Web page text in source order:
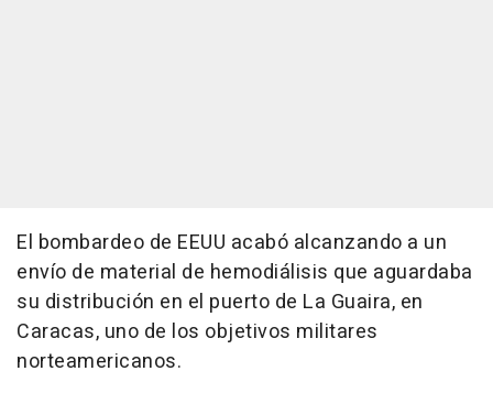
El bombardeo de EEUU acabó alcanzando a un
envío de material de hemodiálisis que aguardaba
su distribución en el puerto de La Guaira, en
Caracas, uno de los objetivos militares
norteamericanos.